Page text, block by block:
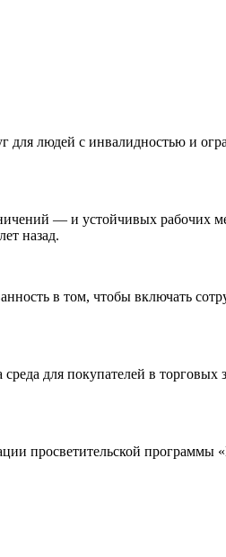
для людей с инвалидностью и
— и устойчивых рабочих
назад.
в том, чтобы включать
для покупателей в
просветительской программы